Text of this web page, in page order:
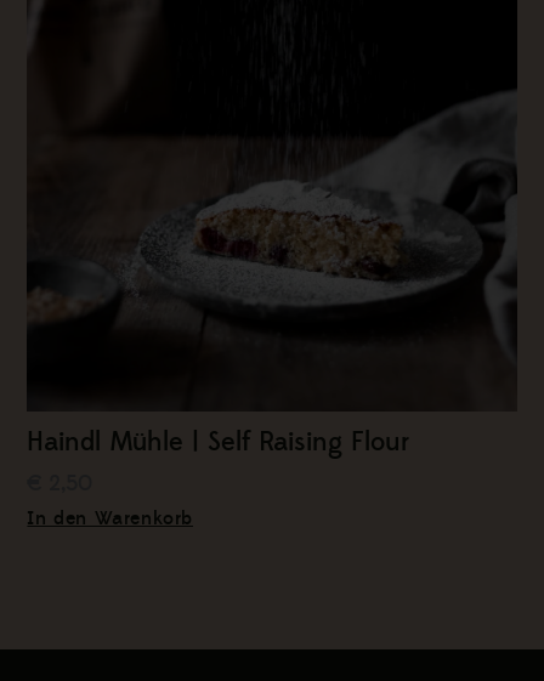
Haindl Mühle | Self Raising Flour
In den Warenkorb